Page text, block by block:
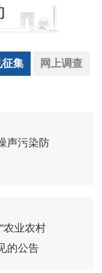
征集 网上调查
声污染防
农业农村
的公告